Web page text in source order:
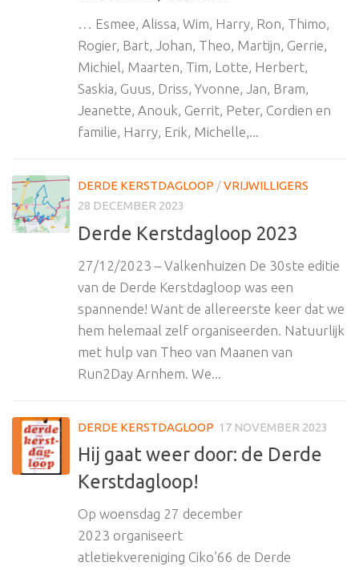
… Esmee, Alissa, Wim, Harry, Ron, Thimo,
Rogier, Bart, Johan, Theo, Martijn, Gerrie,
Michiel, Maarten, Tim, Lotte, Herbert,
Saskia, Guus, Driss, Yvonne, Jan, Bram,
Jeanette, Anouk, Gerrit, Peter, Cordien en
familie, Harry, Erik, Michelle,...
DERDE KERSTDAGLOOP /VRIJWILLIGERS
28 DECEMBER 2023
Derde Kerstdagloop 2023
27/12/2023 – Valkenhuizen De 30ste editie
van de Derde Kerstdagloop was een
spannende! Want de allereerste keer dat we
hem helemaal zelf organiseerden. Natuurlijk
met hulp van Theo van Maanen van
Run2Day Arnhem. We...
DERDE KERSTDAGLOOP 17 NOVEMBER 2023
Hij gaat weer door: de Derde
Kerstdagloop!
Op woensdag 27 december
2023 organiseert
atletiekvereniging Ciko’66 de Derde